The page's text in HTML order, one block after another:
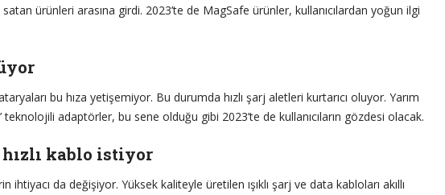
ürünleri arasına girdi. 2023’te de MagSafe ürünler, kullanıcılardan yoğun ilgi
bu hıza yetişemiyor. Bu durumda hızlı şarj aletleri kurtarıcı oluyor. Yarım
adaptörler, bu sene olduğu gibi 2023’te de kullanıcıların gözdesi olacak.
kablo istiyor
da değişiyor. Yüksek kaliteyle üretilen ışıklı şarj ve data kabloları akıllı